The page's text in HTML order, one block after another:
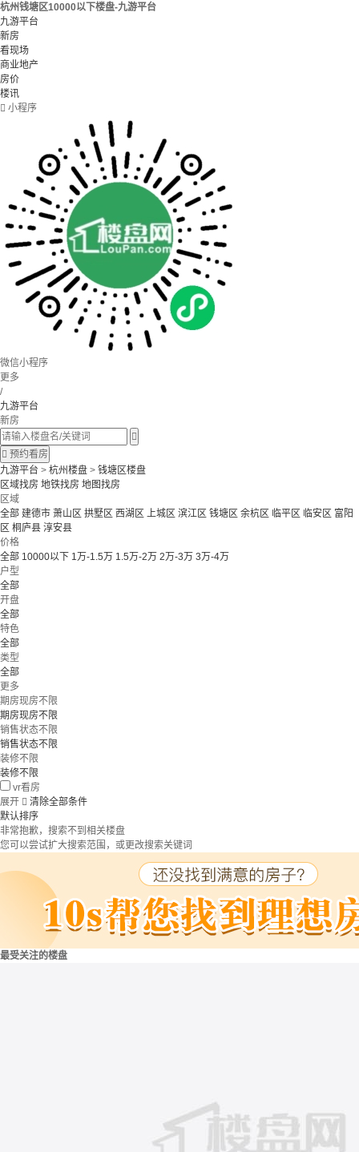
杭州钱塘区10000以下楼盘-九游平台
九游平台
新房
看现场
商业地产
房价
楼讯
 小程序
微信小程序
更多
/
九游平台
新房

 预约看房
九游平台 > 杭州楼盘 > 钱塘区楼盘
区域找房 地铁找房 地图找房
区域
全部 建德市 萧山区 拱墅区 西湖区 上城区 滨江区 钱塘区 余杭区 临平区 临安区 富阳
区 桐庐县 淳安县
价格
全部 10000以下 1万-1.5万 1.5万-2万 2万-3万 3万-4万
户型
全部
开盘
全部
特色
全部
类型
全部
更多
期房现房不限
期房现房不限
销售状态不限
销售状态不限
装修不限
装修不限
vr看房
展开  清除全部条件
默认排序
非常抱歉，搜索不到相关楼盘
您可以尝试扩大搜索范围，或更改搜索关键词
最受关注的楼盘